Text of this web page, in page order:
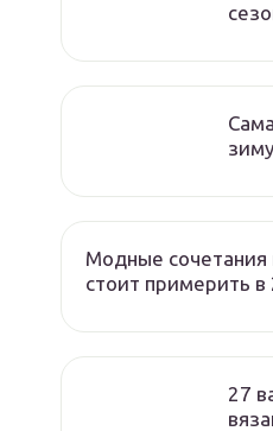
зиму
Модные сочетания
стоит примерить в
27